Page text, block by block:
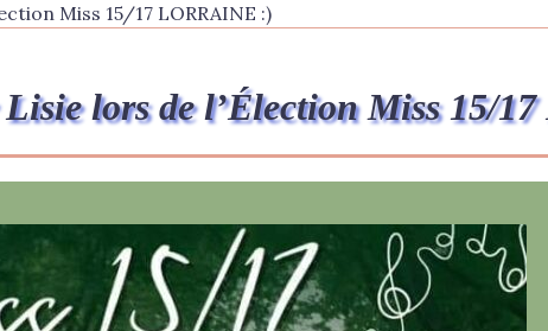
Miss 15/17 LORRAINE :)
lors de l’Élection Miss 15/